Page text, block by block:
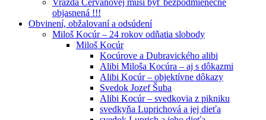
objasnená !!!
Obvinení, obžalovaní a odsúdení
Miloš Kocúr – 24 rokov odňatia slobody
Miloš Kocúr
Kocúrove a Dubravického alibi
Alibi Miloša Kocúra – aj s dôkazmi
Alibi Kocúr – objektívne dôkazy
Svedok Jozef Šuba
Alibi Kocúr – svedkovia z pikniku
svedkyňa Luprichová a jej dieťa